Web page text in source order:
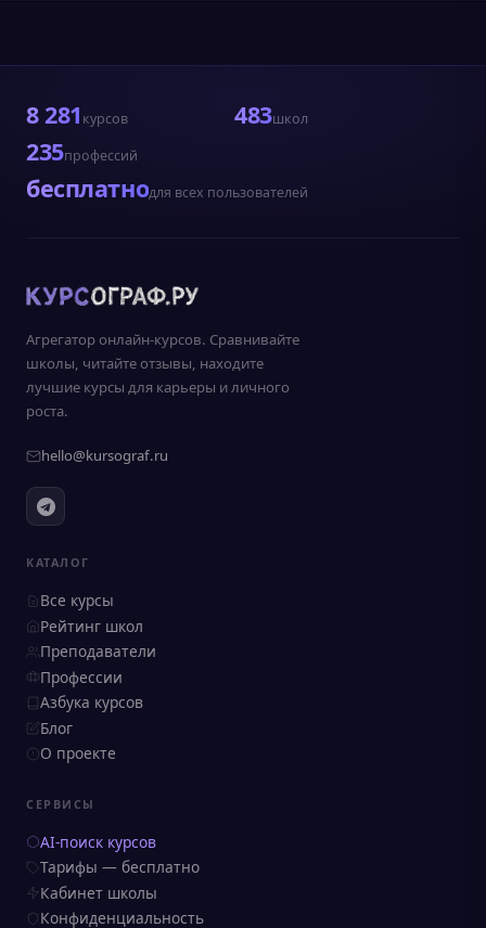
8 281 курсов 483школ
235профессий
бесплатнодля всех пользователей
Агрегатор онлайн-курсов. Сравнивайте
школы, читайте отзывы, находите
лучшие курсы для карьеры и личного
роста.
hello@kursograf.ru
КАТАЛОГ
Все курсы
Рейтинг школ
Преподаватели
Профессии
Азбука курсов
Блог
О проекте
СЕРВИСЫ
AI-поиск курсов
Тарифы — бесплатно
Кабинет школы
Конфиденциальность